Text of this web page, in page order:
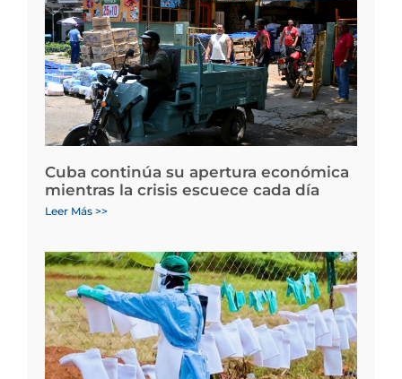
Cuba continúa su apertura económica
mientras la crisis escuece cada día
Leer Más >>